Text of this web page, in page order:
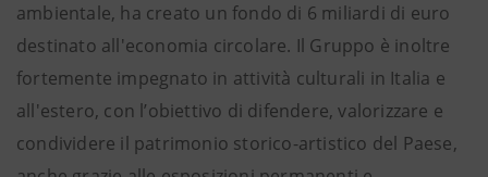
ambientale, ha creato un fondo di 6 miliardi di euro
destinato all'economia circolare. Il Gruppo è inoltre
fortemente impegnato in attività culturali in Italia e
all'estero, con l’obiettivo di difendere, valorizzare e
condividere il patrimonio storico-artistico del Paese,